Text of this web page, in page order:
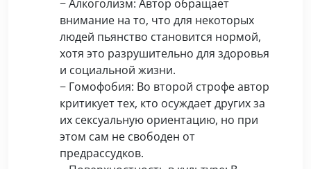
− Алкоголизм: Автор обращает
внимание на то, что для некоторых
людей пьянство становится нормой,
хотя это разрушительно для здоровья
и социальной жизни.
− Гомофобия: Во второй строфе автор
критикует тех, кто осуждает других за
их сексуальную ориентацию, но при
этом сам не свободен от
предрассудков.